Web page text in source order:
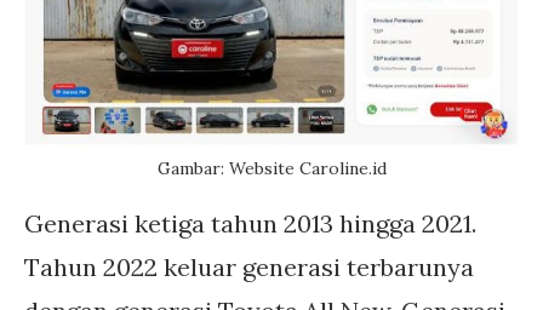
Gambar: Website Caroline.id
Generasi ketiga tahun 2013 hingga 2021.
Tahun 2022 keluar generasi terbarunya